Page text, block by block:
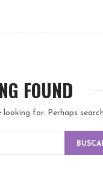
FOUND
looking for. Perhaps